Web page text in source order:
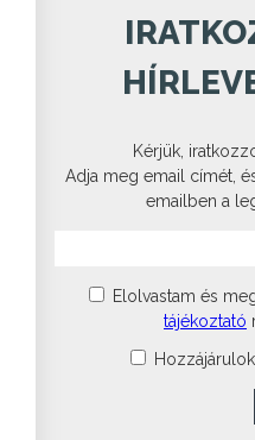
Kérjük,
Adja meg email címét,
emailben a
Elolvastam és
tájékoztató